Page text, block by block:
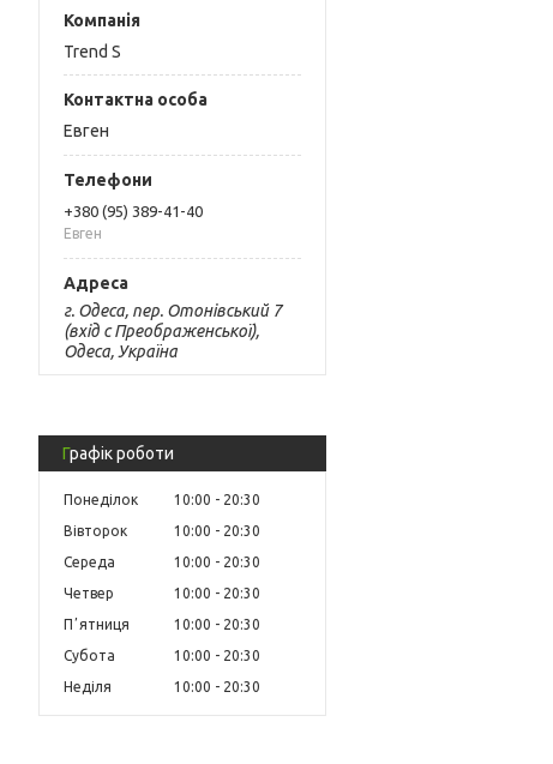
Trend S
Евген
+380 (95) 389-41-40
Евген
г. Одеса, пер. Отонівський 7
(вхід с Преображенської),
Одеса, Україна
Графік роботи
Понеділок 10:00
20:30
Вівторок
10:00
20:30
Середа
10:00
20:30
Четвер
10:00
20:30
Пʼятниця
10:00
20:30
Субота
10:00
20:30
Неділя
10:00 20:30